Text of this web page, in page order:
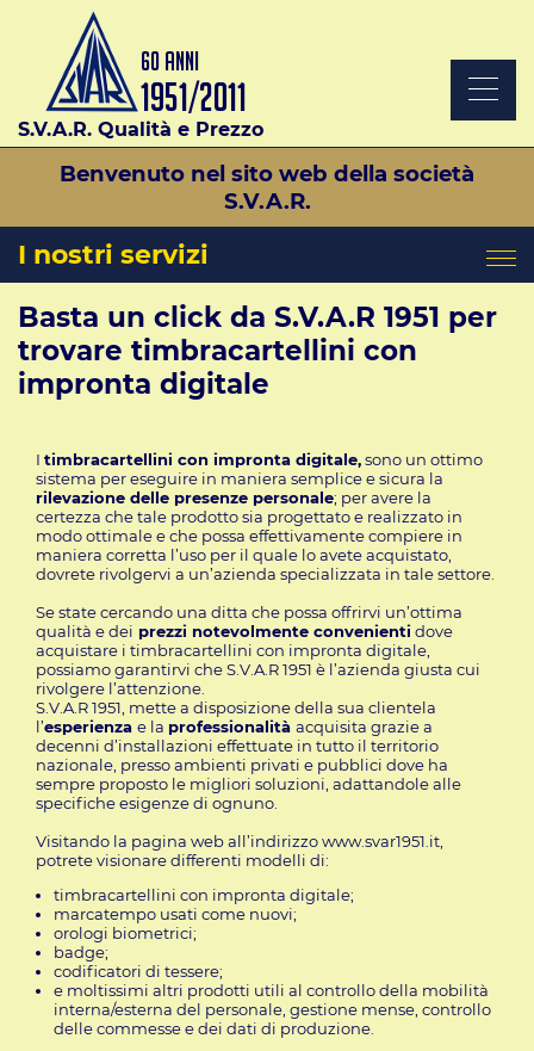
S.V.A.R. Qualità e Prezzo
Benvenuto nel sito web della società
S.V.A.R.
I nostri servizi
Basta un click da S.V.A.R 1951 per
trovare timbracartellini con
impronta digitale
I timbracartellini con impronta digitale,sono un ottimo
sistema per eseguire in maniera semplice e sicura la
rilevazione delle presenze personale; per avere la
certezza che tale prodotto sia progettato e realizzato in
modo ottimale e che possa effettivamente compiere in
maniera corretta l’uso per il quale lo avete acquistato,
dovrete rivolgervi a un’azienda specializzata in tale settore.
Se state cercando una ditta che possa offrirvi un’ottima
qualità e dei prezzi notevolmente convenientidove
acquistare i timbracartellini con impronta digitale,
possiamo garantirvi che S.V.A.R 1951 è l’azienda giusta cui
rivolgere l’attenzione.
S.V.A.R 1951, mette a disposizione della sua clientela
l’esperienza e la professionalità acquisita grazie a
decenni d’installazioni effettuate in tutto il territorio
nazionale, presso ambienti privati e pubblici dove ha
sempre proposto le migliori soluzioni, adattandole alle
specifiche esigenze di ognuno.
Visitando la pagina web all’indirizzo www.svar1951.it,
potrete visionare differenti modelli di:
timbracartellini con impronta digitale;
marcatempo usati come nuovi;
orologi biometrici;
badge;
codificatori di tessere;
e moltissimi altri prodotti utili al controllo della mobilità
interna/esterna del personale, gestione mense, controllo
delle commesse e dei dati di produzione.